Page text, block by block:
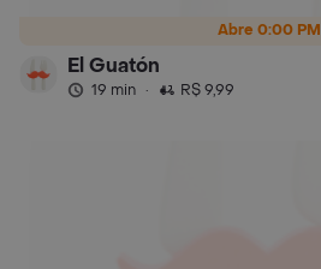
Abre 0:00 PM
El Guatón
19 min · R$ 9,99